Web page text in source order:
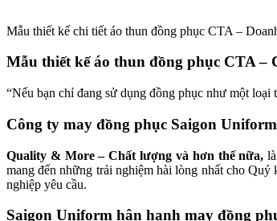
Mẫu thiết kế chi tiết áo thun đồng phục CTA –
Mẫu thiết kế áo thun đồng phục CTA –
“Nếu bạn chỉ đang sử dụng đồng phục như một
Công ty may đồng phục Saigon Uniform
Quality & More – Chất lượng và hơn thế nữa,
mang đến những trải nghiệm hài lòng nhất cho
nghiệp yêu cầu.
Saigon Uniform hân hạnh may đồng